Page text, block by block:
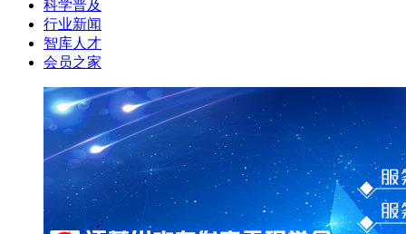
科学普及
行业新闻
智库人才
会员之家